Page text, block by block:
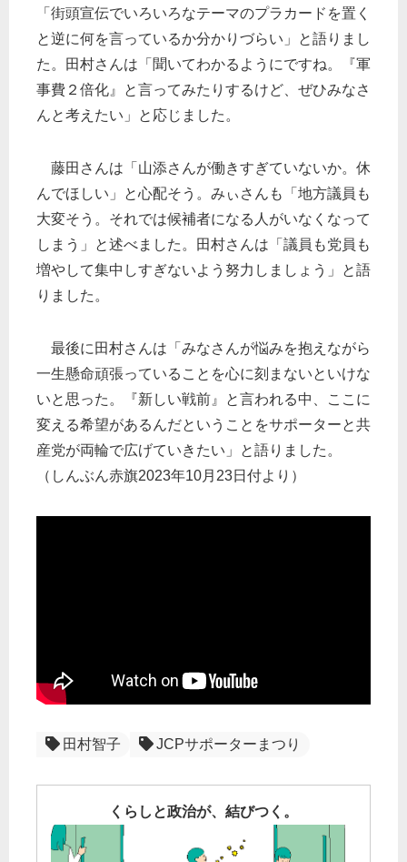
「街頭宣伝でいろいろなテーマのプラカードを置く
と逆に何を言っているか分かりづらい」と語りまし
た。田村さんは「聞いてわかるようにですね。『軍
事費２倍化』と言ってみたりするけど、ぜひみなさ
んと考えたい」と応じました。
藤田さんは「山添さんが働きすぎていないか。休
んでほしい」と心配そう。みぃさんも「地方議員も
大変そう。それでは候補者になる人がいなくなって
しまう」と述べました。田村さんは「議員も党員も
増やして集中しすぎないよう努力しましょう」と語
りました。
最後に田村さんは「みなさんが悩みを抱えながら
一生懸命頑張っていることを心に刻まないといけな
いと思った。『新しい戦前』と言われる中、ここに
変える希望があるんだということをサポーターと共
産党が両輪で広げていきたい」と語りました。
（しんぶん赤旗2023年10月23日付より）
田村智子 JCPサポーターまつり
くらしと政治が、結びつく。